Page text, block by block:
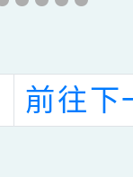
前往下